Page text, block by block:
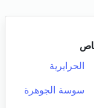
الحرايرية
سوسة الجوهرة